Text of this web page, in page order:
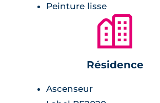
Peinture lisse
🏙
Résidence
Ascenseur